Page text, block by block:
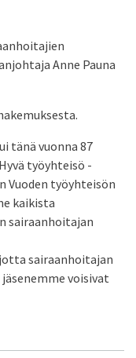
Anne Pauna
tänä vuonna 87
työyhteisö -
Vuoden työyhteisön
kaikista
sairaanhoitajan
sairaanhoitajan
voisivat